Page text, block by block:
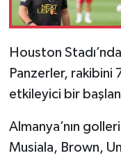
Houston
Panzerler, rakibini
etkileyici bir
Almanya’nın
Musiala, Brown,